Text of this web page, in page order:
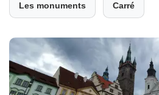
Les monuments Carré